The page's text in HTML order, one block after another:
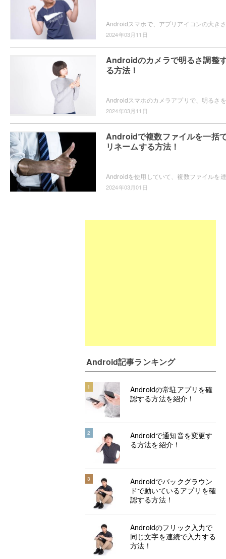
2024年03月11日
Androidのカメラで明るさ調整
る方法！
2024年03月11日
Androidで複数ファイルを一括
リネームする方法！
2024年03月01日
Android記事ランキング
1
Androidの常駐アプリを確
認する方法を紹介！
2
Androidで通知音を変更す
る方法を紹介！
3
Androidでバックグラウン
ドで動いているアプリを確
認する方法！
Androidのフリック入力で
同じ文字を連続で入力する
方法！